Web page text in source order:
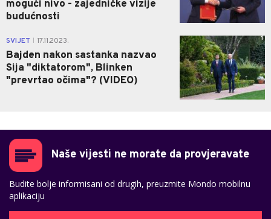
mogući nivo - zajedničke vizije
budućnosti
SVIJET 17.11.2023.
Bajden nakon sastanka nazvao
Sija "diktatorom", Blinken
"prevrtao očima"? (VIDEO)
1
Naše vijesti ne morate da provjeravate
Budite bolje informisani od drugih, preuzmite Mondo mobilnu
aplikaciju